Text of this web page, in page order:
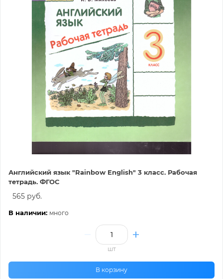
Английский язык "Rainbow English" 3 класс. Рабочая
тетрадь. ФГОС
565 руб.
В наличии: много
шт
В корзину